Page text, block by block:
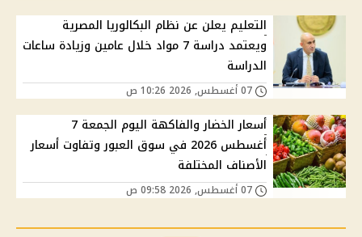
التعليم يعلن عن نظام البكالوريا المصرية
ويعتمد دراسة 7 مواد خلال عامين وزيادة ساعات
الدراسة
أسعار الخضار والفاكهة اليوم الجمعة 7
أغسطس 2026 في سوق العبور وتفاوت أسعار
الأصناف المختلفة